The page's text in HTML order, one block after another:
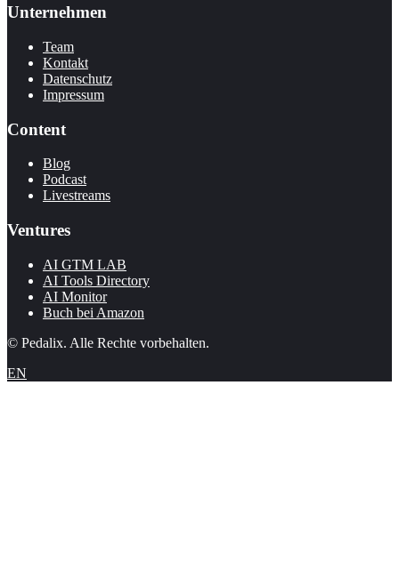
Unternehmen
Team
Kontakt
Datenschutz
Impressum
Content
Blog
Podcast
Livestreams
Ventures
AI GTM LAB
AI Tools Directory
AI Monitor
Buch bei Amazon
© Pedalix. Alle Rechte vorbehalten.
EN